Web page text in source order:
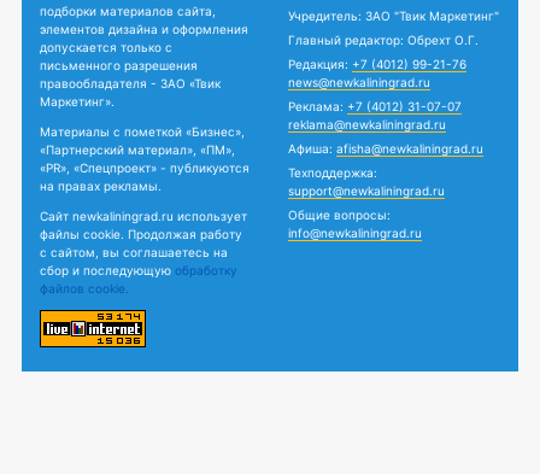
подборки материалов сайта,
элементов дизайна и оформления
допускается только с
письменного разрешения
правообладателя - ЗАО «Твик
Маркетинг».
Материалы с пометкой «Бизнес»,
«Партнерский материал», «ПМ»,
«PR», «Спецпроект» - публикуются
на правах рекламы.
Сайт newkaliningrad.ru использует
файлы cookie. Продолжая работу
с сайтом, вы соглашаетесь на
сбор и последующую обработку
файлов cookie.
Учредитель: ЗАО "Твик Маркетинг"
Главный редактор: Обрехт О.Г.
Редакция: +7 (4012) 99-21-76
news@newkaliningrad.ru
Реклама: +7 (4012) 31-07-07
reklama@newkaliningrad.ru
Афиша: afisha@newkaliningrad.ru
Техподдержка:
support@newkaliningrad.ru
Общие вопросы:
info@newkaliningrad.ru